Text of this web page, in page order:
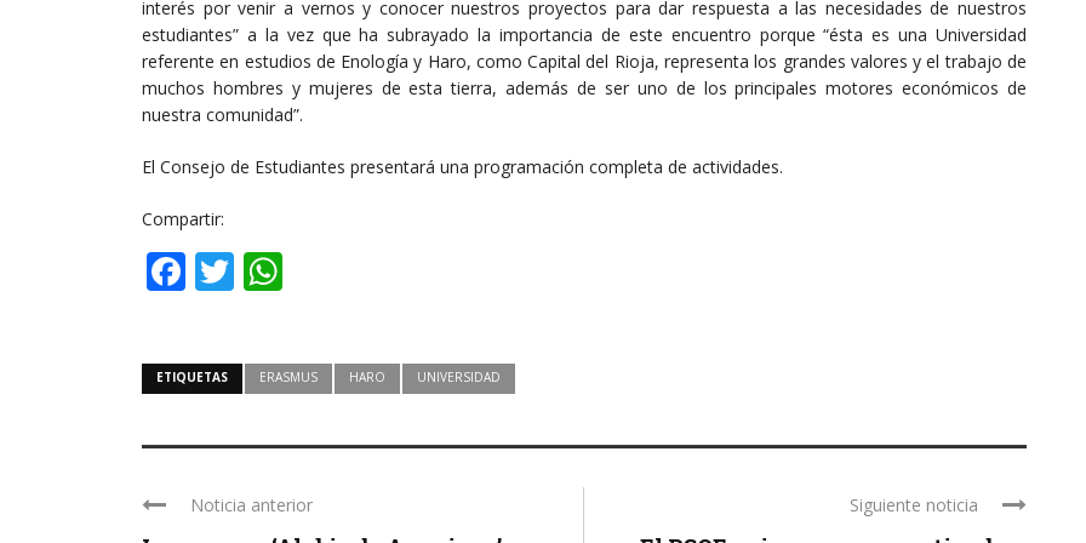
interés por venir a vernos y conocer nuestros proyectos para dar respuesta a las necesidades de nuestros
estudiantes” a la vez que ha subrayado la importancia de este encuentro porque “ésta es una Universidad
referente en estudios de Enología y Haro, como Capital del Rioja, representa los grandes valores y el trabajo de
muchos hombres y mujeres de esta tierra, además de ser uno de los principales motores económicos de
nuestra comunidad”.
El Consejo de Estudiantes presentará una programación completa de actividades.
Compartir:
Facebook
Twitter
ETIQUETAS ERASMUS HARO UNIVERSIDAD
Noticia anterior Siguiente noticia